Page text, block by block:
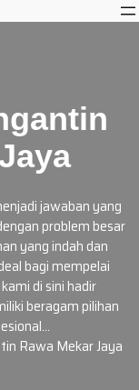
jawaban yang
problem besar
yang indah dan
bagi mempelai
di sini hadir
beragam pilihan
Rawa Mekar Jaya